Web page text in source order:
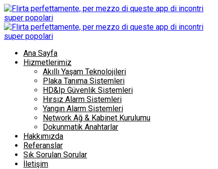
Ana Sayfa
Hizmetlerimiz
Akıllı Yaşam Teknolojileri
Plaka Tanıma Sistemleri
HD&Ip Güvenlik Sistemleri
Hırsız Alarm Sistemleri
Yangın Alarm Sistemleri
Network Ağ & Kabinet Kurulumu
Dokunmatik Anahtarlar
Hakkımızda
Referanslar
Sık Sorulan Sorular
İletişim